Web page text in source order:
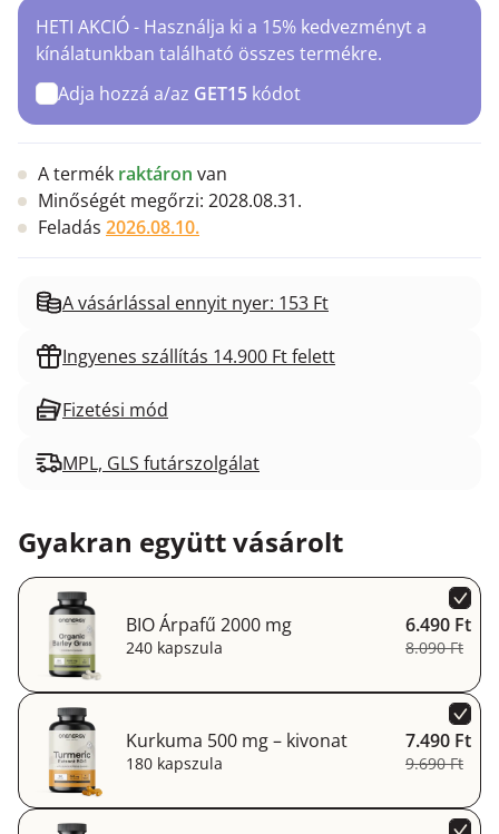
HETI AKCIÓ - Használja ki a 15% kedvezményt a
kínálatunkban található összes termékre.
Adja hozzá a/az GET15 kódot
A termék raktáron van
Minőségét megőrzi: 2028.08.31.
Feladás 2026.08.10.
A vásárlással ennyit nyer: 153 Ft
Ingyenes szállítás 14.900 Ft felett
Fizetési mód
MPL, GLS futárszolgálat
Gyakran együtt vásárolt
BIO Árpafű 2000 mg
240 kapszula
6.490 Ft
8.090 Ft
Kurkuma 500 mg – kivonat
180 kapszula
7.490 Ft
9.690 Ft